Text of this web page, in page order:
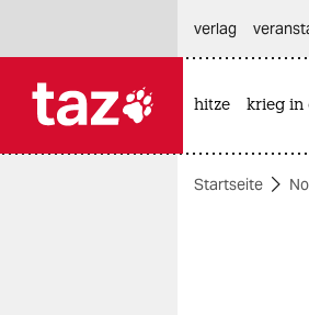
themen
verlag
hitze krieg in
Startseite